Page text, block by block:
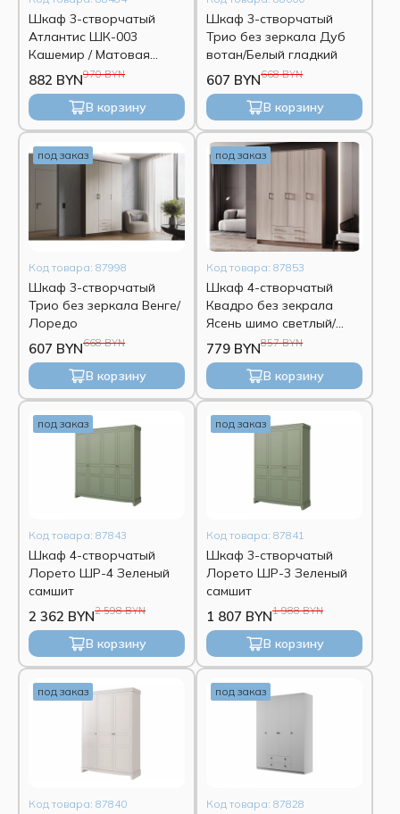
Шкаф 3-створчатый
Атлантис ШК-003
Кашемир / Матовая
флан
970 BYN
882 BYN
В корзину
Шкаф 3-створчатый
Трио без зеркала Дуб
вотан/Белый гладкий
668 BYN
607 BYN
В корзину
под заказ
Код товара: 87998
Шкаф 3-створчатый
Трио без зеркала Венге/
Лоредо
668 BYN
607 BYN
В корзину
под заказ
Код товара: 87853
Шкаф 4-створчатый
Квадро без зекрала
Ясень шимо светлый/
Ясень шимо темный
857 BYN
779 BYN
В корзину
под заказ
Код товара: 87843
Шкаф 4-створчатый
Лорето ШР-4 Зеленый
самшит
2 598 BYN
2 362 BYN
В корзину
под заказ
Код товара: 87841
Шкаф 3-створчатый
Лорето ШР-3 Зеленый
самшит
1 988 BYN
1 807 BYN
В корзину
под заказ
Код товара: 87840
под заказ
Код товара: 87828